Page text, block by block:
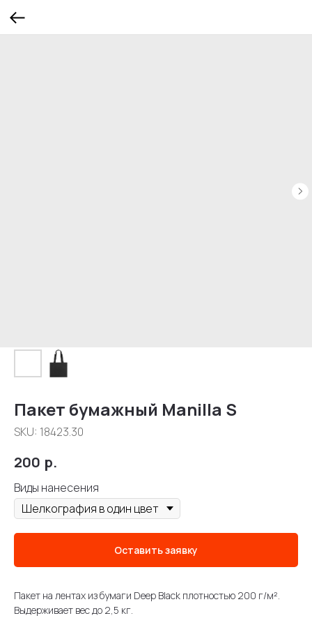
Пакет бумажный Manilla S
SKU: 18423.30
200 р.
Виды нанесения
Оставить заявку
Пакет на лентах из бумаги Deep Black плотностью 200 г/м².
Выдерживает вес до 2,5 кг.